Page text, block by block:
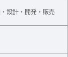
設計・開発・販売